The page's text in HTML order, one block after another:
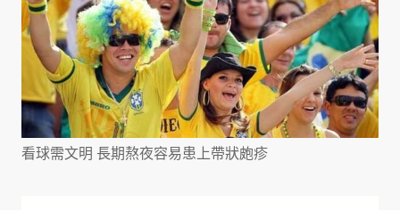
看球需文明 長期熬夜容易患上帶狀皰疹